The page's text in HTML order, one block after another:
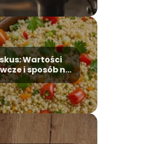
Wartości
i sposób na
posiłek